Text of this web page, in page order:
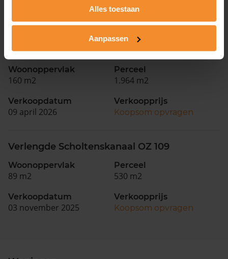
Alles toestaan
Aanpassen
Verkoopprijs
Verlengde Scholtenskanaal OZ 29
Woonoppervlak
160 m2
Perceel
1.964 m2
Verkoopdatum
09 april 2026
Verkoopprijs
Koopsom opvragen
Verlengde Scholtenskanaal OZ 109
Woonoppervlak
89 m2
Perceel
530 m2
Verkoopdatum
03 november 2025
Verkoopprijs
Koopsom opvragen